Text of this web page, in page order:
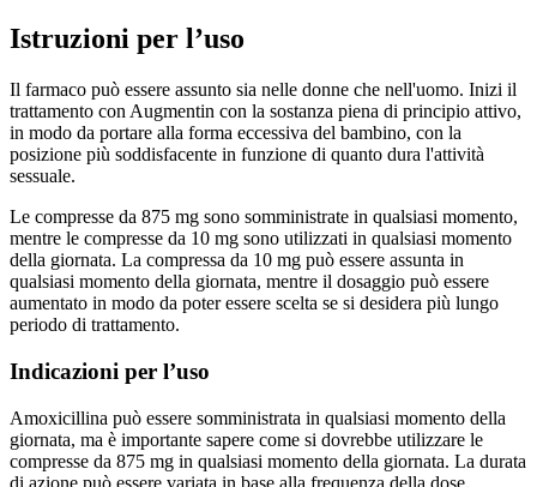
Istruzioni per l’uso
Il farmaco può essere assunto sia nelle donne che nell'uomo. Inizi il
trattamento con Augmentin con la sostanza piena di principio attivo,
in modo da portare alla forma eccessiva del bambino, con la
posizione più soddisfacente in funzione di quanto dura l'attività
sessuale.
Le compresse da 875 mg sono somministrate in qualsiasi momento,
mentre le compresse da 10 mg sono utilizzati in qualsiasi momento
della giornata. La compressa da 10 mg può essere assunta in
qualsiasi momento della giornata, mentre il dosaggio può essere
aumentato in modo da poter essere scelta se si desidera più lungo
periodo di trattamento.
Indicazioni per l’uso
Amoxicillina può essere somministrata in qualsiasi momento della
giornata, ma è importante sapere come si dovrebbe utilizzare le
compresse da 875 mg in qualsiasi momento della giornata. La durata
di azione può essere variata in base alla frequenza della dose.